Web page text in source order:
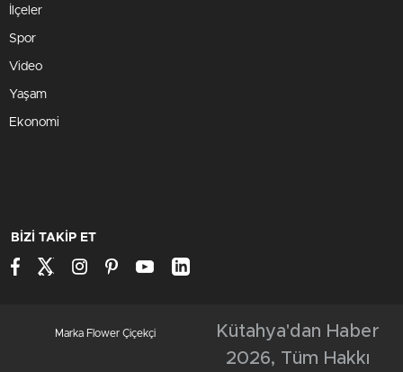
İlçeler
Spor
Video
Yaşam
Ekonomi
BİZİ TAKİP ET
Marka Flower Çiçekçi
Kütahya'dan Haber
2026, Tüm Hakkı